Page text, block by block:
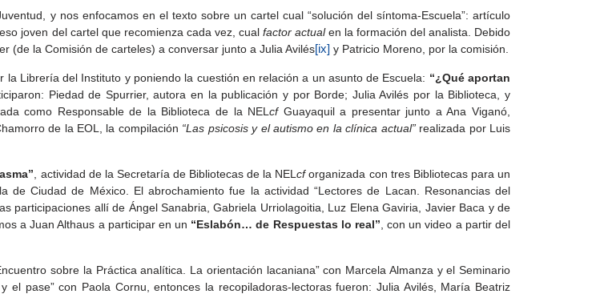
y nos enfocamos en el texto sobre un cartel cual “solución del síntoma-Escuela”: artículo
joven del cartel que recomienza cada vez, cual factor actualen la formación del analista. Debido
(de la Comisión de carteles) a conversar junto a Julia Avilés[ix] y Patricio Moreno, por la comisión.
Librería del Instituto y poniendo la cuestión en relación a un asunto de Escuela: “¿Qué aportan
Piedad de Spurrier, autora en la publicación y por Borde; Julia Avilés por la Biblioteca, y
como Responsable de la Biblioteca de la NELcfGuayaquil a presentar junto a Ana Viganó,
de la EOL, la compilación “Las psicosis y el autismo en la clínica actual”realizada por Luis
, actividad de la Secretaría de Bibliotecas de la NELcforganizada con tres Bibliotecas para un
Ciudad de México. El abrochamiento fue la actividad “Lectores de Lacan. Resonancias del
participaciones allí de Ángel Sanabria, Gabriela Urriolagoitia, Luz Elena Gaviria, Javier Baca y de
a Juan Althaus a participar en un “Eslabón… de Respuestas lo real” , con un video a partir del
sobre la Práctica analítica. La orientación lacaniana” con Marcela Almanza y el Seminario
pase” con Paola Cornu, entonces la recopiladoras-lectoras fueron: Julia Avilés, María Beatriz